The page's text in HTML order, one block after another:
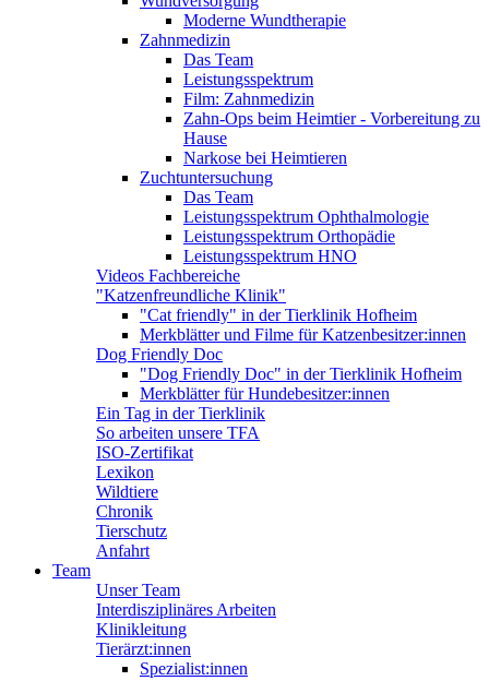
Moderne Wundtherapie
Zahnmedizin
Das Team
Leistungsspektrum
Film: Zahnmedizin
Zahn-Ops beim Heimtier - Vorbereitung zu
Hause
Narkose bei Heimtieren
Zuchtuntersuchung
Das Team
Leistungsspektrum Ophthalmologie
Leistungsspektrum Orthopädie
Leistungsspektrum HNO
Videos Fachbereiche
"Katzenfreundliche Klinik"
"Cat friendly" in der Tierklinik Hofheim
Merkblätter und Filme für Katzenbesitzer:innen
Dog Friendly Doc
"Dog Friendly Doc" in der Tierklinik Hofheim
Merkblätter für Hundebesitzer:innen
Ein Tag in der Tierklinik
So arbeiten unsere TFA
ISO-Zertifikat
Lexikon
Wildtiere
Chronik
Tierschutz
Anfahrt
Team
Unser Team
Interdisziplinäres Arbeiten
Klinikleitung
Tierärzt:innen
Spezialist:innen